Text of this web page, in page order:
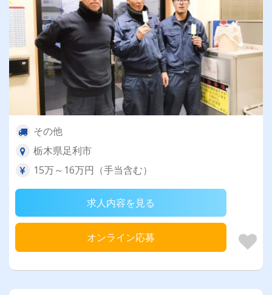
その他
栃木県足利市
15万～16万円（手当含む）
求人内容を見る
オンライン応募